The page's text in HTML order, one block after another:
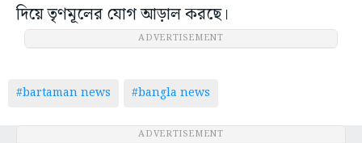
দিয়ে তৃণমূলের যোগ আড়াল করছে।
ADVERTISEMENT
#bartaman news #bangla news
ADVERTISEMENT